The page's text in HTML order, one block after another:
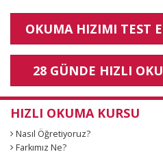
OKUMA HIZIMI TEST
28 GÜNDE HIZLI
HIZLI OKUMA KURSU
Nasıl Öğretiyoruz?
Farkımız Ne?